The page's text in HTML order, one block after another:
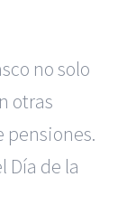
no solo
otras
pensiones.
Día de la